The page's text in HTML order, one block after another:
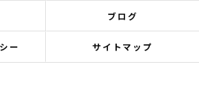
ブログ
ー サイトマップ